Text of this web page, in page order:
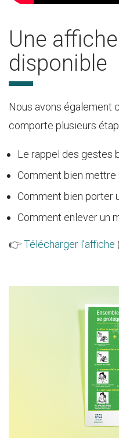
Une
disponible
Nous avons également
comporte plusieurs
Le rappel des gestes
Comment bien mettre
Comment bien porter
Comment enlever un
👉Télécharger l’affiche